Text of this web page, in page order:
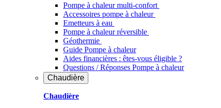
Pompe à chaleur multi-confort
Accessoires pompe à chaleur
Emetteurs à eau
Pompe à chaleur réversible
Géothermie
Guide Pompe à chaleur
Aides financières : êtes-vous éligible ?
Questions / Réponses Pompe à chaleur
Chaudière
Chaudière